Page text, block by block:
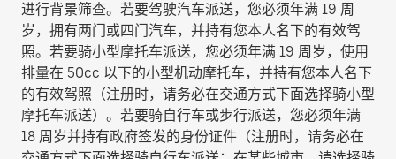
进行背景筛查。若要驾驶汽车派送，您必须年满 19 周
岁，拥有两门或四门汽车，并持有您本人名下的有效驾
照。若要骑小型摩托车派送，您必须年满 19 周岁，使用
排量在 50cc 以下的小型机动摩托车，并持有您本人名下
的有效驾照（注册时，请务必在交通方式下面选择骑小型
摩托车派送）。若要骑自行车或步行派送，您必须年满
18 周岁并持有政府签发的身份证件（注册时，请务必在